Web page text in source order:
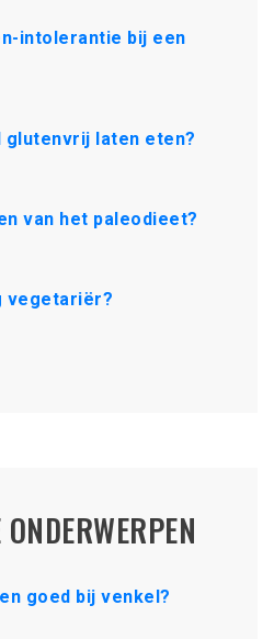
intolerantie bij een
glutenvrij laten eten?
van het paleodieet?
vegetariër?
goed bij venkel?